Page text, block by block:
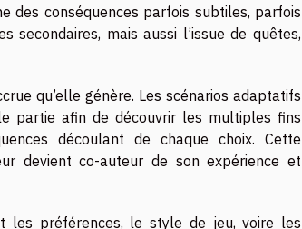
des conséquences parfois subtiles, parfois
secondaires, mais aussi l’issue de quêtes,
qu’elle génère. Les scénarios adaptatifs
partie afin de découvrir les multiples fins
découlant de chaque choix. Cette
devient co-auteur de son expérience et
les préférences, le style de jeu, voire les